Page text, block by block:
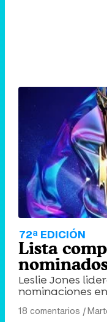
72ª EDICIÓN
Lista
Leslie Jones
nominaciones
18 comentarios |